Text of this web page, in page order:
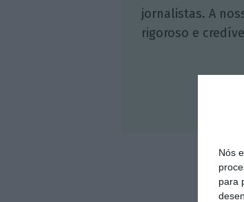
Nós
para
jornalistas. A
rigoroso e